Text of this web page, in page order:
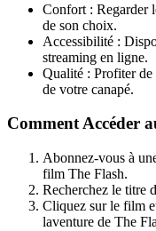
Confort : Regarder
de son choix.
Accessibilité :
streaming en ligne.
Qualité : Profiter
de votre canapé.
Comment Accéder
Abonnez-vous à
film The Flash.
Recherchez le titre
Cliquez sur le film
laventure de The